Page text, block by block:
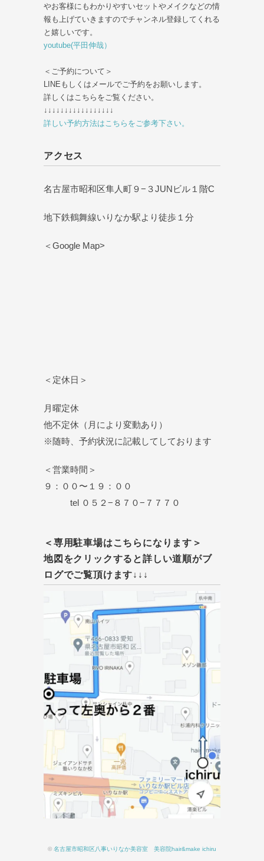
やお客様にもわかりやすいセットやメイクなどの情
報も上げていきますのでチャンネル登録してくれる
と嬉しいです。
youtube(平田伸哉）
＜ご予約について＞
LINEもしくはメールでご予約をお願いします。
詳しくはこちらをご覧ください。
↓↓↓↓↓↓↓↓↓↓↓↓↓↓↓↓↓
詳しい予約方法はこちらをご参考下さい。
アクセス
名古屋市昭和区隼人町９−３JUNビル１階C
地下鉄鶴舞線いりなか駅より徒歩１分
＜Google Map>
＜定休日＞
月曜定休
他不定休（月により変動あり）
※随時、予約状況に記載してしております
＜営業時間＞
９：００〜１９：００
tel ０５２−８７０−７７７０
＜専用駐車場はこちらになります＞
地図をクリックすると詳しい道順がブ
ログでご覧頂けます↓↓↓
© 名古屋市昭和区八事いりなか美容室 美容院hair&make ichiru